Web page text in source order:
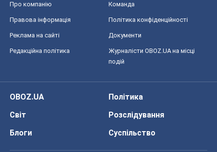
Про компанію Команда
Правова інформація Політика конфіденційності
Реклама на сайті Документи
Редакційна політика
Журналісти OBOZ.UA на місці
подій
OBOZ.UA
Політика
Світ
Розслідування
Блоги
Суспільство